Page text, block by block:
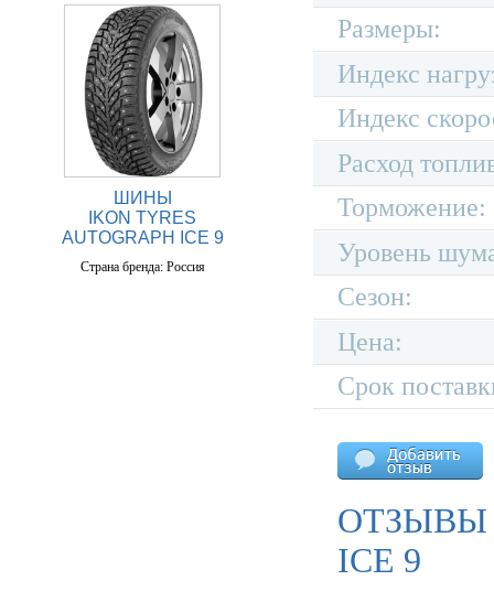
ШИНЫ
IKON TYRES
AUTOGRAPH ICE 9
Страна бренда: Россия
Размеры:
Индекс
Индекс
Расход
Торможение:
Уровень
Сезон:
Цена:
Срок
ОТЗЫВЫ
ICE 9